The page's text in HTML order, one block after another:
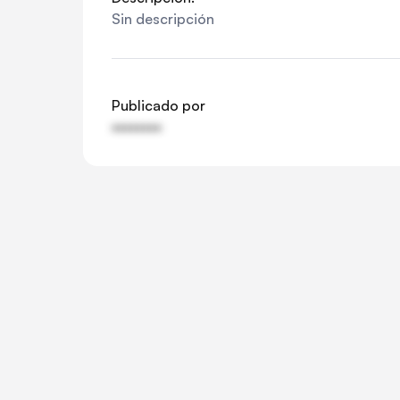
Sin descripción
Publicado por
••••••••